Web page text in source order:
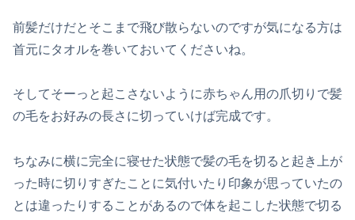
前髪だけだとそこまで飛び散らないのですが気になる方は
首元にタオルを巻いておいてくださいね。
そしてそーっと起こさないように赤ちゃん用の爪切りで髪
の毛をお好みの長さに切っていけば完成です。
ちなみに横に完全に寝せた状態で髪の毛を切ると起き上が
った時に切りすぎたことに気付いたり印象が思っていたの
とは違ったりすることがあるので体を起こした状態で切る